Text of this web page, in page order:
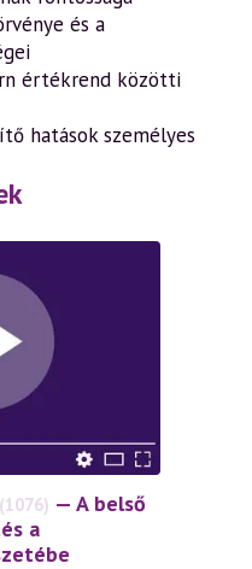
és a
értékrend közötti
hatások személyes
(1076) — A belső
a